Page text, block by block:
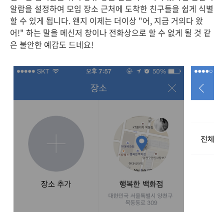
알람을 설정하여 모임 장소 근처에 도착한 친구들을 쉽게 식별
할 수 있게 됩니다. 왠지 이제는 더이상 "어, 지금 거의다 왔
어!" 하는 말을 메신저 창이나 전화상으로 할 수 없게 될 것 같
은 불안한 예감도 드네요!